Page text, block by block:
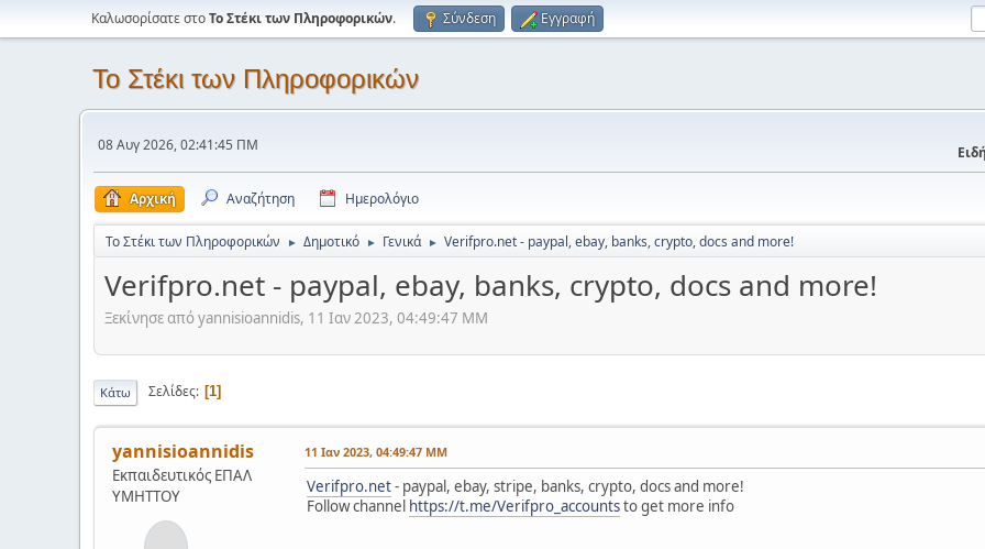
Καλωσορίσατε στοΤο Στέκι των Πληροφορικών. Σύνδεση Εγγραφή
Το Στέκι των Πληροφορικών
08 Αυγ 2026, 02:41:45 ΠΜ
Αρχική Αναζήτηση Ημερολόγιο
Το Στέκι των Πληροφορικών ► Δημοτικό ► Γενικά ► Verifpro.net - paypal, ebay, banks, crypto, docs and more!
Verifpro.net - paypal, ebay, banks, crypto, docs and more!
Ξεκίνησε από yannisioannidis, 11 Ιαν 2023, 04:49:47 ΜΜ
Κάτω Σελίδες 1
yannisioannidis
Εκπαιδευτικός ΕΠΑΛ
ΥΜΗΤΤΟΥ
11 Ιαν 2023, 04:49:47 ΜΜ
Verifpro.net- paypal, ebay, stripe, banks, crypto, docs and more!
Follow channel https://t.me/Verifpro_accountsto get more info